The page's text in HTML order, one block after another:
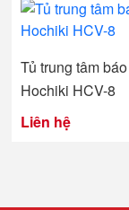
Tủ trung tâm
Hochiki HCV-8
Liên hệ